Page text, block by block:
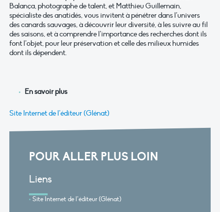
Balança, photographe de talent, et Matthieu Guillemain,
spécialiste des anatidés, vous invitent à pénétrer dans l’univers
des canards sauvages, à découvrir leur diversité, à les suivre au fil
des saisons, et à comprendre l’importance des recherches dont ils
font l’objet, pour leur préservation et celle des milieux humides
dont ils dépendent.
En savoir plus
Site Internet de l’éditeur (Glénat)
POUR ALLER PLUS LOIN
Liens
Site Internet de l’éditeur (Glénat)